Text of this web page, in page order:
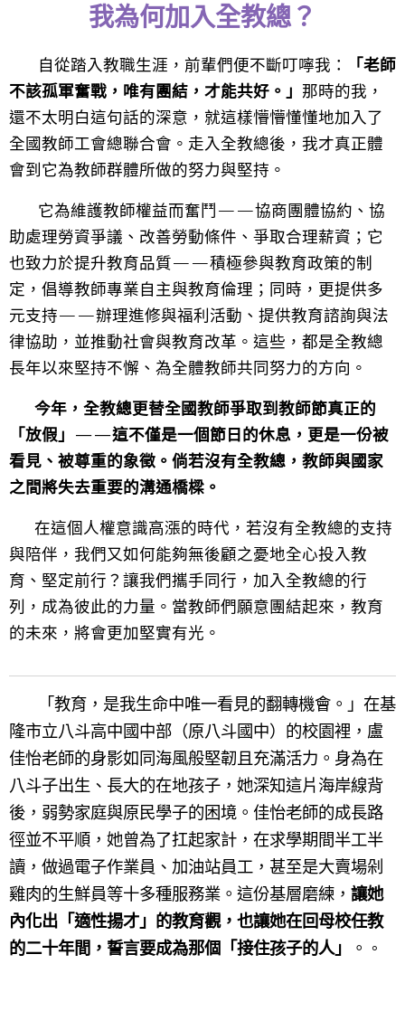
我為何加入全教總？
自從踏入教職生涯，前輩們便不斷叮嚀我：
「老師
不該孤軍奮戰，唯有團結，才能共好。」 那時的我，
還不太明白這句話的深意，就這樣懵懵懂懂地加入了
全國教師工會總聯合會。 走入全教總後，我才真正體
會到它為教師群體所做的努力與堅持。
它為維護教師權益而奮鬥——協商團體協約、協
助處理勞資爭議、改善勞動條件、爭取合理薪資； 它
也致力於提升教育品質——積極參與教育政策的制
定，倡導教師專業自主與教育倫理；同時，更提供多
元支持——辦理進修與福利活動、提供教育諮詢與法
律協助，並推動社會與教育改革。 這些，都是全教總
長年以來堅持不懈、為全體教師共同努力的方向。
今年，全教總更替全國教師爭取到教師節真正的
「放假」——這不僅是一個節日的休息，更是一份被
看見、被尊重的象徵。倘若沒有全教總，教師與國家
之間將失去重要的溝通橋樑。
在這個人權意識高漲的時代，若沒有全教總的支持
與陪伴，我們又如何能夠無後顧之憂地全心投入教
育、堅定前行？ 讓我們攜手同行，加入全教總的行
列，成為彼此的力量。當教師們願意團結起來，教育
的未來，將會更加堅實有光。
「教育，是我生命中唯一看見的翻轉機會。」在基
隆市立八斗高中國中部（原八斗國中）的校園裡，盧
佳怡老師的身影如同海風般堅韌且充滿活力。身為在
八斗子出生、長大的在地孩子，她深知這片海岸線背
後，弱勢家庭與原民學子的困境。佳怡老師的成長路
徑並不平順，她曾為了扛起家計，在求學期間半工半
讀，做過電子作業員、加油站員工，甚至是大賣場剁
雞肉的生鮮員等十多種服務業。這份基層磨練， 讓她
內化出「適性揚才」的教育觀，也讓她在回母校任教
的二十年間，誓言要成為那個「接住孩子的人」
。 。